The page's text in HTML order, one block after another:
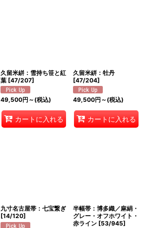
久留米絣：雪持ち笹と紅
葉 [47/207]
49,500円 ～ (税込)
カートに入れる
久留米絣：牡丹
[47/204]
49,500円 ～ (税込)
カートに入れる
九寸名古屋帯：七宝繋ぎ
[14/120]
半幅帯：博多織／麻絹・
グレー・オフホワイト・
赤ライン [53/945]